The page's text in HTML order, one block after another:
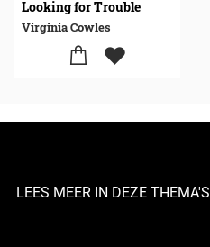
Looking for Trouble
Virginia Cowles
LEES MEER IN DEZE THEMA'S